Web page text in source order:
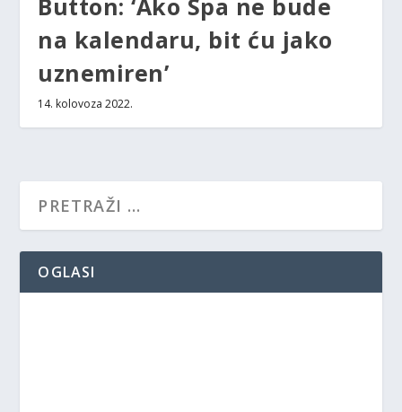
na kalendaru, bit ću jako
uznemiren’
14. kolovoza 2022.
OGLASI